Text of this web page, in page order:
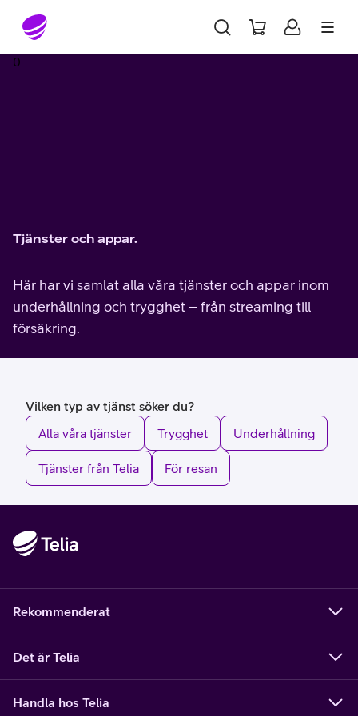
Gå till sidans innehåll
0
Tjänster och appar.
Här har vi samlat alla våra tjänster och appar inom
underhållning och trygghet – från streaming till
försäkring.
Vilken typ av tjänst söker du?
Alla våra tjänster
Trygghet Underhållning
Tjänster från Telia För resan
Rekommenderat
Det är Telia
Handla hos Telia